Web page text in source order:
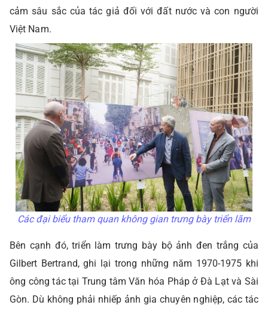
cảm sâu sắc của tác giả đối với đất nước và con người
Việt Nam.
Các đại biểu tham quan không gian trưng bày triển lãm
Bên cạnh đó, triển làm trưng bày bộ ảnh đen trắng của
Gilbert Bertrand, ghi lại trong những năm 1970-1975 khi
ông công tác tại Trung tâm Văn hóa Pháp ở Đà Lạt và Sài
Gòn. Dù không phải nhiếp ảnh gia chuyên nghiệp, các tác